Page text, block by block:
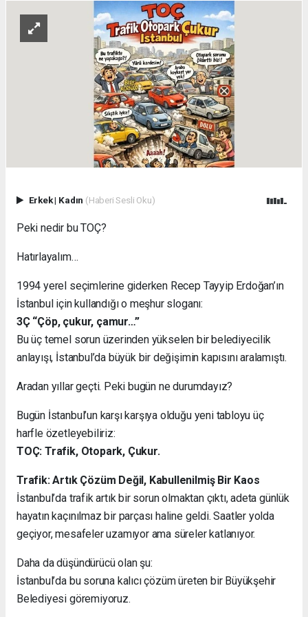
Erkek| Kadın (Haberi Sesli Oku)
Peki nedir bu TOÇ?
Hatırlayalım…
1994 yerel seçimlerine giderken Recep Tayyip Erdoğan’ın
İstanbul için kullandığı o meşhur sloganı:
3Ç “Çöp, çukur, çamur…”
Bu üç temel sorun üzerinden yükselen bir belediyecilik
anlayışı, İstanbul’da büyük bir değişimin kapısını aralamıştı.
Aradan yıllar geçti. Peki bugün ne durumdayız?
Bugün İstanbul’un karşı karşıya olduğu yeni tabloyu üç
harfle özetleyebiliriz:
TOÇ: Trafik, Otopark, Çukur.
Trafik: Artık Çözüm Değil, Kabullenilmiş Bir Kaos
İstanbul’da trafik artık bir sorun olmaktan çıktı, adeta günlük
hayatın kaçınılmaz bir parçası haline geldi. Saatler yolda
geçiyor, mesafeler uzamıyor ama süreler katlanıyor.
Daha da düşündürücü olan şu:
İstanbul’da bu soruna kalıcı çözüm üreten bir Büyükşehir
Belediyesi göremiyoruz.